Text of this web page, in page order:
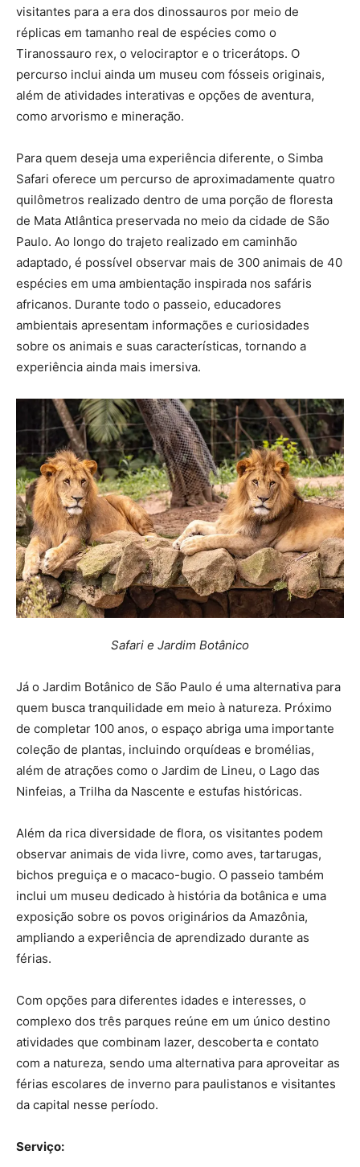
visitantes para a era dos dinossauros por meio de
réplicas em tamanho real de espécies como o
Tiranossauro rex, o velociraptor e o tricerátops. O
percurso inclui ainda um museu com fósseis originais,
além de atividades interativas e opções de aventura,
como arvorismo e mineração.
Para quem deseja uma experiência diferente, o Simba
Safari oferece um percurso de aproximadamente quatro
quilômetros realizado dentro de uma porção de floresta
de Mata Atlântica preservada no meio da cidade de São
Paulo. Ao longo do trajeto realizado em caminhão
adaptado, é possível observar mais de 300 animais de 40
espécies em uma ambientação inspirada nos safáris
africanos. Durante todo o passeio, educadores
ambientais apresentam informações e curiosidades
sobre os animais e suas características, tornando a
experiência ainda mais imersiva.
Safari e Jardim Botânico
Já o Jardim Botânico de São Paulo é uma alternativa para
quem busca tranquilidade em meio à natureza. Próximo
de completar 100 anos, o espaço abriga uma importante
coleção de plantas, incluindo orquídeas e bromélias,
além de atrações como o Jardim de Lineu, o Lago das
Ninfeias, a Trilha da Nascente e estufas históricas.
Além da rica diversidade de flora, os visitantes podem
observar animais de vida livre, como aves, tartarugas,
bichos preguiça e o macaco-bugio. O passeio também
inclui um museu dedicado à história da botânica e uma
exposição sobre os povos originários da Amazônia,
ampliando a experiência de aprendizado durante as
férias.
Com opções para diferentes idades e interesses, o
complexo dos três parques reúne em um único destino
atividades que combinam lazer, descoberta e contato
com a natureza, sendo uma alternativa para aproveitar as
férias escolares de inverno para paulistanos e visitantes
da capital nesse período.
Serviço: